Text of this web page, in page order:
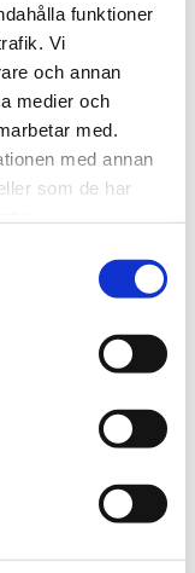
funktioner
Vi
och annan
medier och
med.
med annan
som de har
Marocko rak grön